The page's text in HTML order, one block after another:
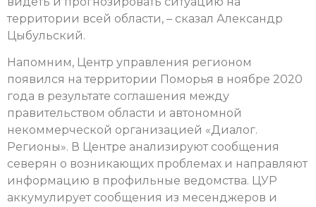
территории всей области, – сказал Александр
Цыбульский.
Напомним, Центр управления регионом
появился на территории Поморья в ноябре 2020
года в результате соглашения между
правительством области и автономной
некоммерческой организацией «Диалог.
Регионы». В Центре анализируют сообщения
северян о возникающих проблемах и направляют
информацию в профильные ведомства. ЦУР
аккумулирует сообщения из месенджеров и